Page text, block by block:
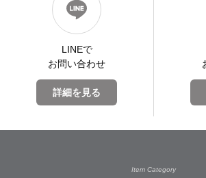
LINEで
お問い合わせ
詳細を見る
Item Category